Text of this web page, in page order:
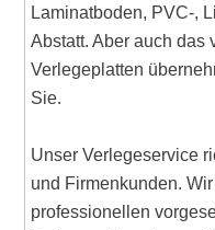
Laminatboden, PVC-,
Abstatt. Aber auch das
Verlegeplatten
Sie.
Unser Verlegeservice
und Firmenkunden.
professionellen